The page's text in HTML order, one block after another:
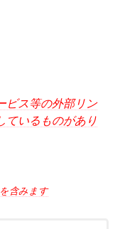
ビス等の外部リン
ているものがあり
含みます